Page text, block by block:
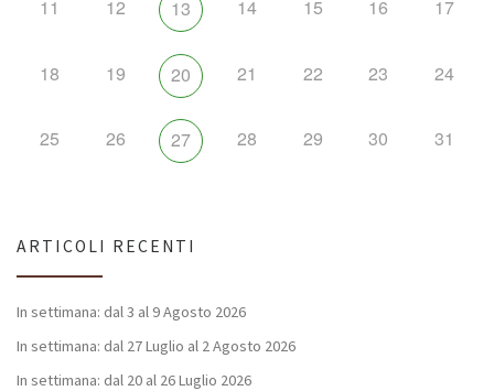
11 12 13 14 15 16 17
18 19 20 21 22 23 24
25 26 27 28 29 30 31
ARTICOLI RECENTI
In settimana: dal 3 al 9 Agosto 2026
In settimana: dal 27 Luglio al 2 Agosto 2026
In settimana: dal 20 al 26 Luglio 2026